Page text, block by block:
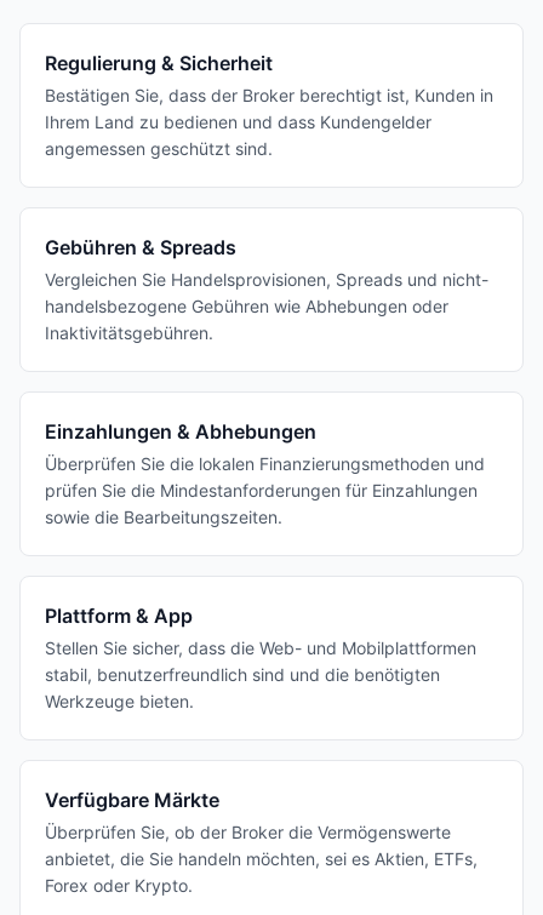
Regulierung & Sicherheit
Bestätigen Sie, dass der Broker berechtigt ist, Kunden in
Ihrem Land zu bedienen und dass Kundengelder
angemessen geschützt sind.
Gebühren & Spreads
Vergleichen Sie Handelsprovisionen, Spreads und nicht-
handelsbezogene Gebühren wie Abhebungen oder
Inaktivitätsgebühren.
Einzahlungen & Abhebungen
Überprüfen Sie die lokalen Finanzierungsmethoden und
prüfen Sie die Mindestanforderungen für Einzahlungen
sowie die Bearbeitungszeiten.
Plattform & App
Stellen Sie sicher, dass die Web- und Mobilplattformen
stabil, benutzerfreundlich sind und die benötigten
Werkzeuge bieten.
Verfügbare Märkte
Überprüfen Sie, ob der Broker die Vermögenswerte
anbietet, die Sie handeln möchten, sei es Aktien, ETFs,
Forex oder Krypto.